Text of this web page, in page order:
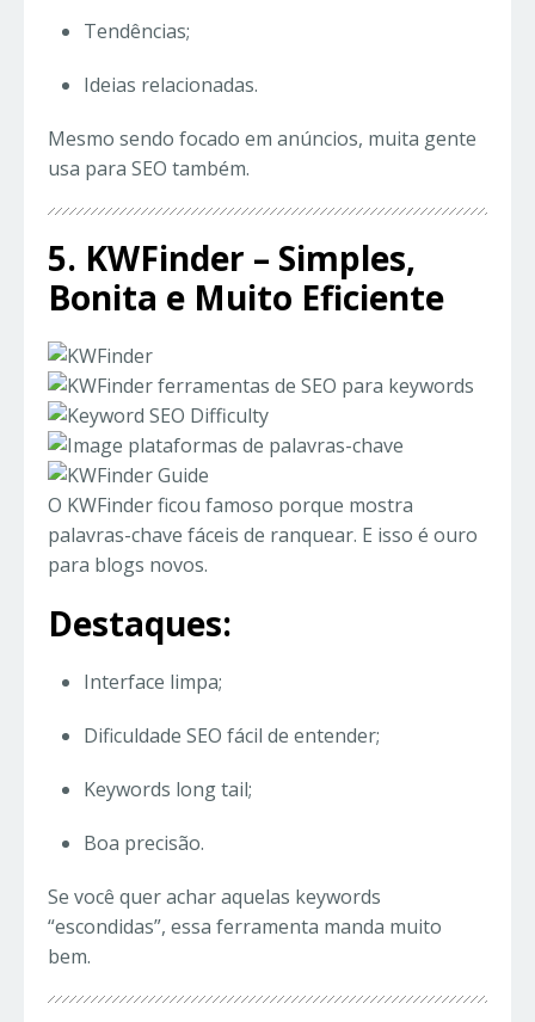
Tendências;
Ideias relacionadas.
Mesmo sendo focado em anúncios, muita gente
usa para SEO também.
5. KWFinder – Simples,
Bonita e Muito Eficiente
O KWFinder ficou famoso porque mostra
palavras-chave fáceis de ranquear. E isso é ouro
para blogs novos.
Destaques:
Interface limpa;
Dificuldade SEO fácil de entender;
Keywords long tail;
Boa precisão.
Se você quer achar aquelas keywords
“escondidas”, essa ferramenta manda muito
bem.